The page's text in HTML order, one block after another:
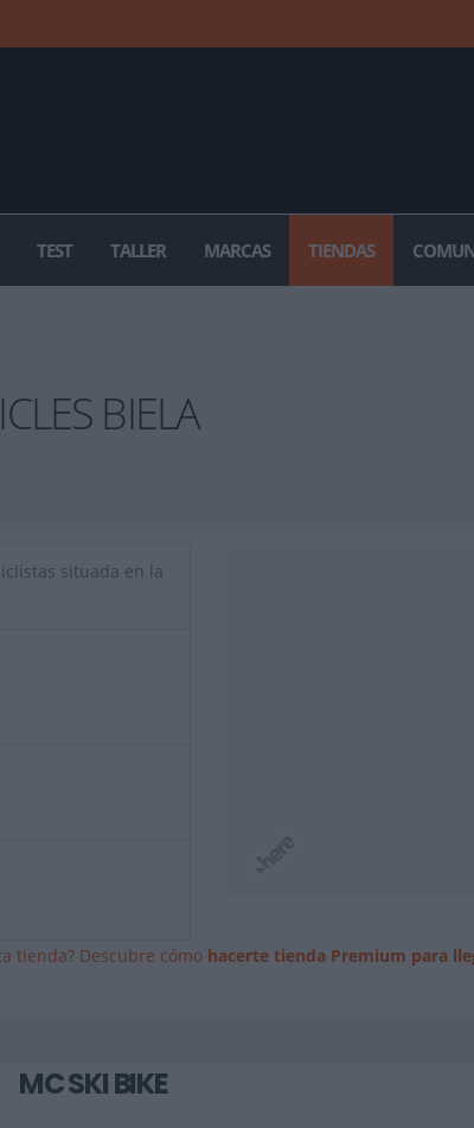
TEST TALLER MARCAS TIENDAS
BIELA
situada en la
tienda? Descubre cómo hacerte tienda Premium para
MC SKI BIKE